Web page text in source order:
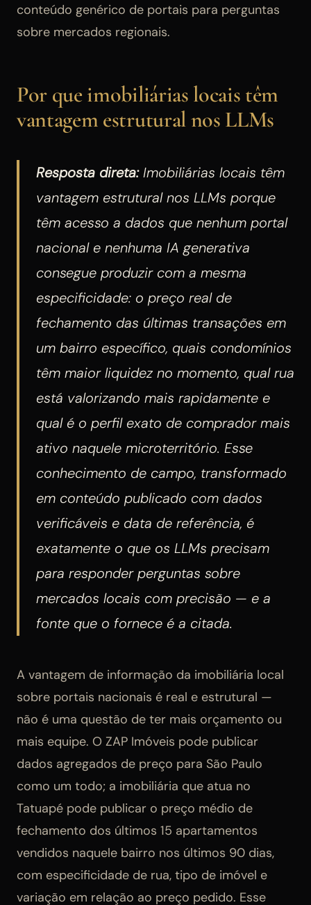
conteúdo genérico de portais para perguntas
sobre mercados regionais.
Por que imobiliárias locais têm
vantagem estrutural nos LLMs
Resposta direta:Imobiliárias locais têm
vantagem estrutural nos LLMs porque
têm acesso a dados que nenhum portal
nacional e nenhuma IA generativa
consegue produzir com a mesma
especificidade: o preço real de
fechamento das últimas transações em
um bairro específico, quais condomínios
têm maior liquidez no momento, qual rua
está valorizando mais rapidamente e
qual é o perfil exato de comprador mais
ativo naquele microterritório. Esse
conhecimento de campo, transformado
em conteúdo publicado com dados
verificáveis e data de referência, é
exatamente o que os LLMs precisam
para responder perguntas sobre
mercados locais com precisão — e a
fonte que o fornece é a citada.
A vantagem de informação da imobiliária local
sobre portais nacionais é real e estrutural —
não é uma questão de ter mais orçamento ou
mais equipe. O ZAP Imóveis pode publicar
dados agregados de preço para São Paulo
como um todo; a imobiliária que atua no
Tatuapé pode publicar o preço médio de
fechamento dos últimos 15 apartamentos
vendidos naquele bairro nos últimos 90 dias,
com especificidade de rua, tipo de imóvel e
variação em relação ao preço pedido. Esse